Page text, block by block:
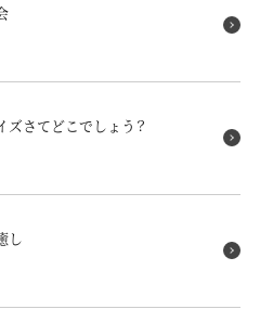
ズさてどこでしょう？
し